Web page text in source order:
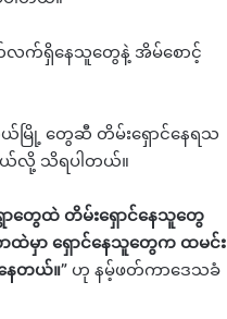
လက်ရှိနေသူတွေနဲ့ အိမ်စောင့်
ဆယ်မြို့ တွေဆီ တိမ်းရှောင်နေရသ
ယ်လို့ သိရပါတယ်။
တွေထဲ တိမ်းရှောင်နေသူတွေ
မှာ ရှောင်နေသူတွေက ထမင်း
ေတယ်။” ဟု နမ့်ဖတ်ကာဒေသခံ